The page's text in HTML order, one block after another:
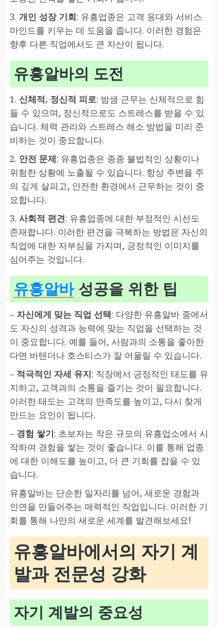
3. 개인 성장 기회: 유흥업종은 고객 응대와 서비스
마인드를 키우는 데 도움을 줍니다. 이러한 경험은
향후 다른 직업에서도 큰 자산이 됩니다.
유흥알바의 도전
1. 신체적, 정신적 피로: 밤샘 근무는 신체적으로 힘
들 수 있으며, 정신적으로도 스트레스를 받을 수 있
습니다. 체력 관리와 스트레스 해소 방법을 미리 준
비하는 것이 중요합니다.
2. 안전 문제: 유흥업종은 종종 불법적인 상황이나
위험한 상황에 노출될 수 있습니다. 항상 주변을 주
의 깊게 살피고, 안전한 환경에서 근무하는 것이 중
요합니다.
3. 사회적 편견: 유흥업종에 대한 부정적인 시선도
존재합니다. 이러한 편견을 극복하는 방법은 자신의
직업에 대한 자부심을 가지며, 긍정적인 이미지를
심어주는 것입니다.
유흥알바성공을 위한 팁
– 자신에게 맞는 직업 선택: 다양한 유흥알바 중에서
도 자신의 성격과 능력에 맞는 직업을 선택하는 것
이 중요합니다. 예를 들어, 사람과의 소통을 좋아한
다면 바텐더나 호스티스가 잘 어울릴 수 있습니다.
– 적극적인 자세 유지: 직장에서 긍정적인 태도를 유
지하고, 고객과의 소통을 즐기는 것이 필요합니다.
이러한 태도는 고객의 만족도를 높이고, 다시 찾게
만드는 요인이 됩니다.
– 경험 쌓기: 초보자는 작은 규모의 유흥업소에서 시
작하여 경험을 쌓는 것이 좋습니다. 이를 통해 업종
에 대한 이해도를 높이고, 더 큰 기회를 잡을 수 있
습니다.
유흥알바는 단순한 일자리를 넘어, 새로운 경험과
인연을 만들어주는 매력적인 직업입니다. 이러한 기
회를 통해 나만의 새로운 세계를 발견해보세요!
유흥알바에서의 자기 계
발과 전문성 강화
자기 계발의 중요성